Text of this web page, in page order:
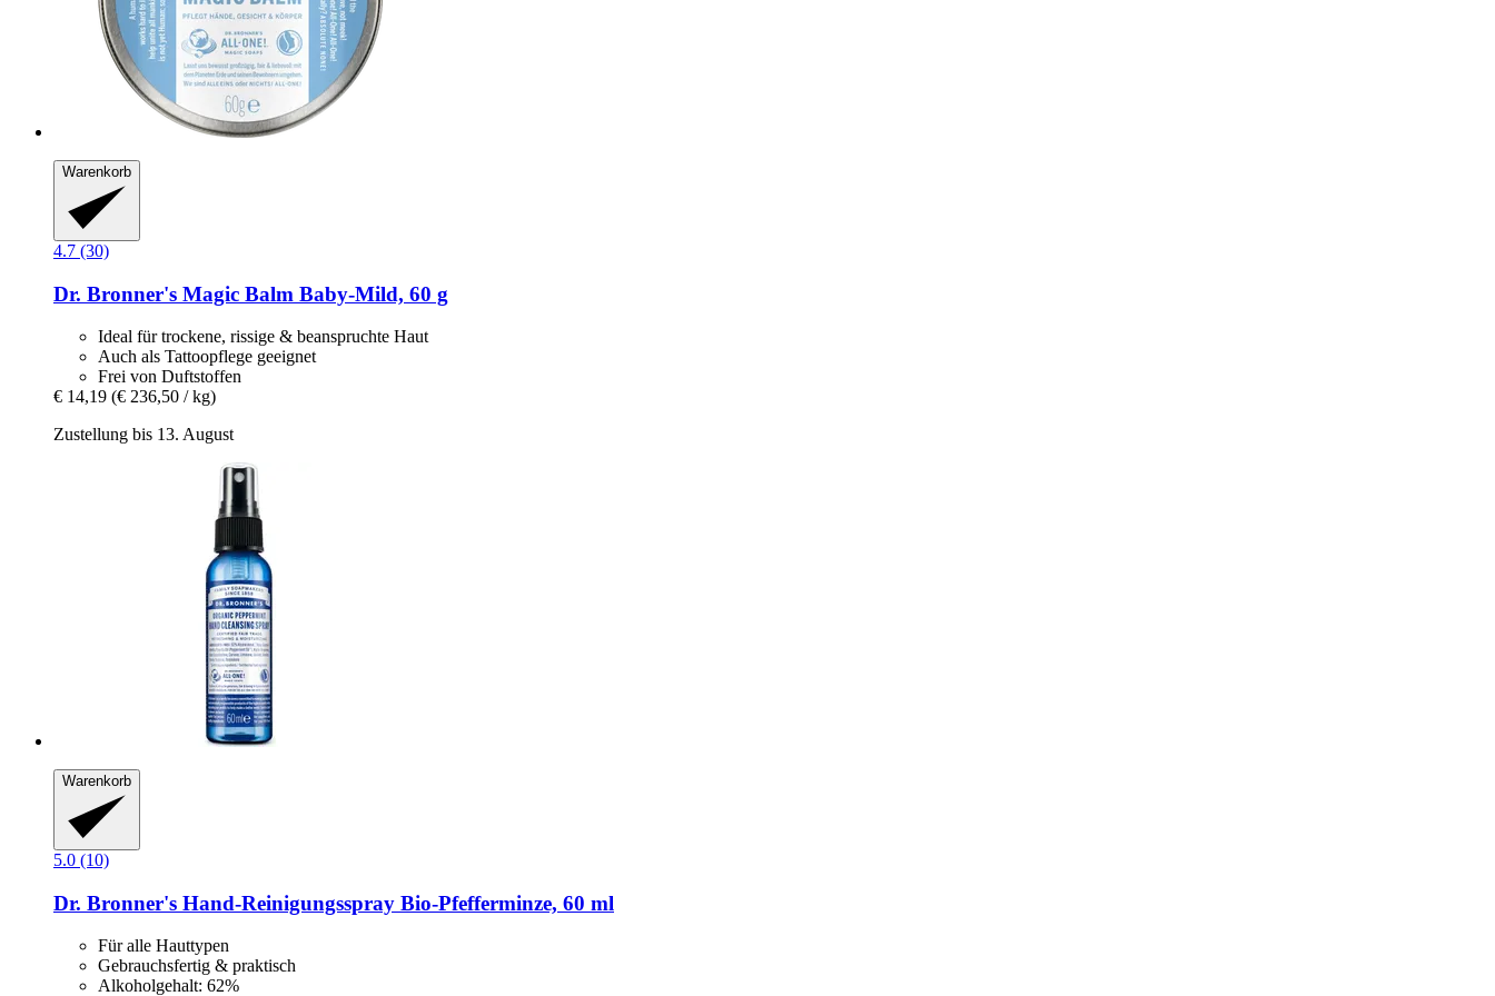
Warenkorb
4.7 (30)
Dr. Bronner's Magic Balm Baby-​Mild, 60 g
Ideal für trockene, rissige & beanspruchte Haut
Auch als Tattoopflege geeignet
Frei von Duftstoffen
€ 14,19 (€ 236,50 / kg)
Zustellung bis 13. August
Warenkorb
5.0 (10)
Dr. Bronner's Hand-​Reinigungsspray Bio-​Pfefferminze, 60 ml
Für alle Hauttypen
Gebrauchsfertig & praktisch
Alkoholgehalt: 62%